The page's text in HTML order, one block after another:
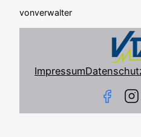
vonverwalter
Impressum